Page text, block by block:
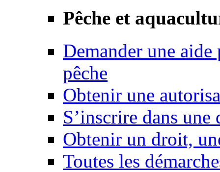
Pêche et
Demander une
pêche
Obtenir une
S’inscrire dans une
Obtenir un droit,
Toutes les